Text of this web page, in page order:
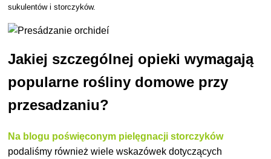
sukulentów i storczyków.
Jakiej szczególnej opieki wymagają
popularne rośliny domowe przy
przesadzaniu?
Na blogu poświęconym pielęgnacji storczyków
podaliśmy również wiele wskazówek dotyczących